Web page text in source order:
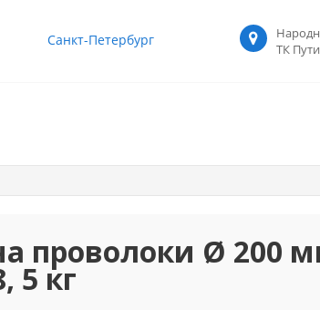
Санкт-Петербург
ТК
проволоки Ø 200
5 кг